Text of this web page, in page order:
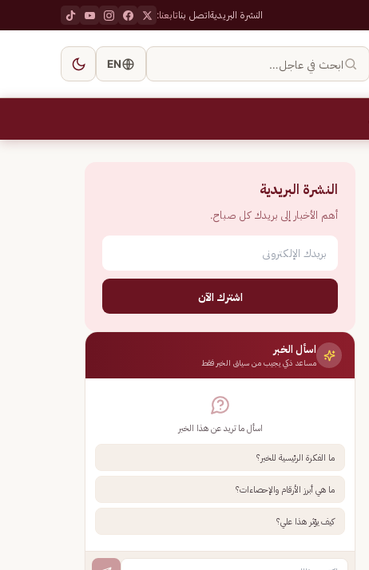
النشرة البريديةاتصل بناتابعنا:
ابحث في عاجل… EN
النشرة البريدية
أهم الأخبار إلى بريدك كل صباح.
اشترك الآن
اسأل الخبر
مساعد ذكي يجيب من سياق الخبر فقط
اسأل ما تريد عن هذا الخبر
ما الفكرة الرئيسية للخبر؟
ما هي أبرز الأرقام والإحصاءات؟
كيف يؤثر هذا علي؟